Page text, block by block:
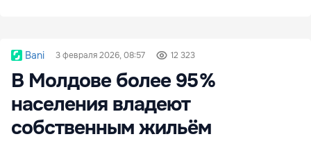
Bani 3 февраля 2026, 08:57 12 323
В Молдове более 95 %
населения владеют
собственным жильём